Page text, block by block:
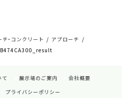
チ・コンクリート
アプローチ
て 展示場のご案内
会社概要
プライバシーポリシー